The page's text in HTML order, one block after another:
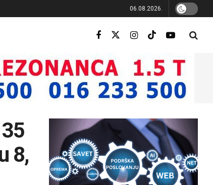
06.08.2026.
8,